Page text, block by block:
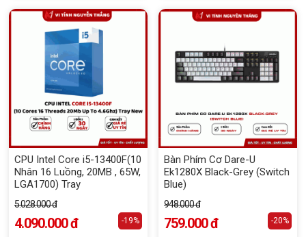
CPU Intel Core i5-13400F(10
Nhân 16 Luồng, 20MB , 65W,
LGA1700) Tray
5.028.000 đ
4.090.000 đ -19%
Bàn Phím Cơ Dare-U
Ek1280X Black-Grey (Switch
Blue)
948.000 đ
759.000 đ -20%